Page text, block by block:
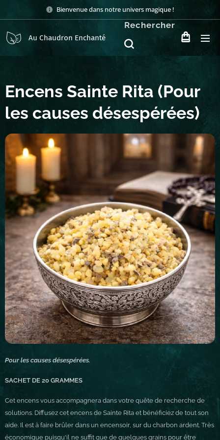
Bienvenue dans notre univers magique !
Au Chaudron Enchanté
Rechercher
Encens Sainte Rita (Pour
les causes désespérées)
Pour les causes désespérées.
SACHET DE 20 GRAMMES
Cet encens vous accompagnera dans votre quête de recherche de
solutions. Diffusez cet encens de Sainte Rita et bénéficiez de tout son
aide. Il est à faire brûler dans un encensoir, sur du charbon ardent. Très
économique puisqu'il ne suffit que de quelques grains pour être